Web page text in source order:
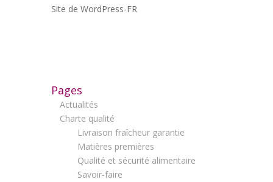
Site de WordPress-FR
Pages
Actualités
Charte qualité
Livraison fraîcheur garantie
Matières premières
Qualité et sécurité alimentaire
Savoir-faire